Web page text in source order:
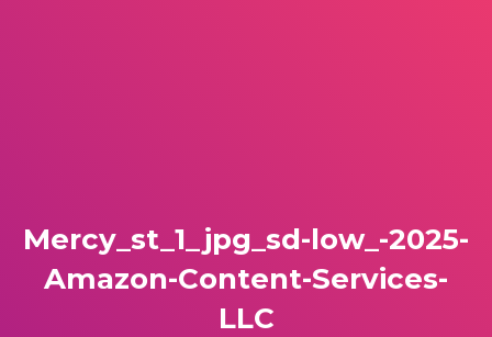
Mercy_st_1_jpg_sd-low_-2025-
Amazon-Content-Services-
LLC